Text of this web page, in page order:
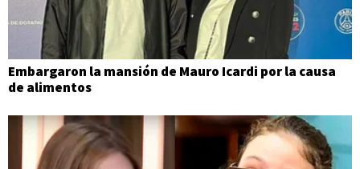
Embargaron la mansión de Mauro Icardi por la causa
de alimentos